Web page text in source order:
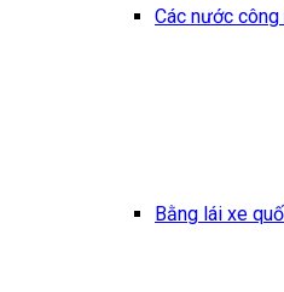
Các nước
Bằng lái xe